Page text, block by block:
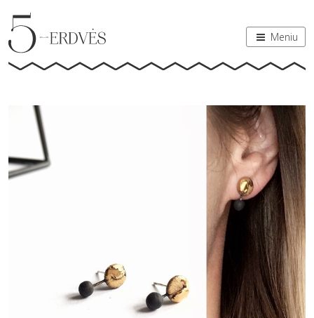
Meniu